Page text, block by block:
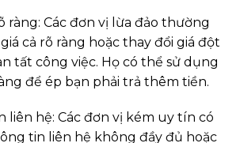
ràng: Các đơn vị lừa đảo thường
cả rõ ràng hoặc thay đổi giá đột
tất công việc. Họ có thể sử dụng
để ép bạn phải trả thêm tiền.
liên hệ: Các đơn vị kém uy tín có
tin liên hệ không đầy đủ hoặc